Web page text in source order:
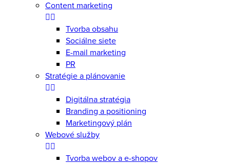
Content marketing
Tvorba obsahu
Sociálne siete
E-mail marketing
PR
Stratégie a plánovanie
Digitálna stratégia
Branding a positioning
Marketingový plán
Webové služby
Tvorba webov a e-shopov